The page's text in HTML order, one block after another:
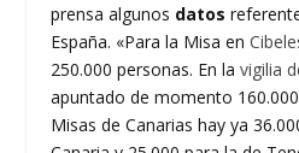
prensa algunos datos
España. «Para la Misa en
250.000 personas. En lavigilia
apuntado de momento
Misas de Canarias hay ya